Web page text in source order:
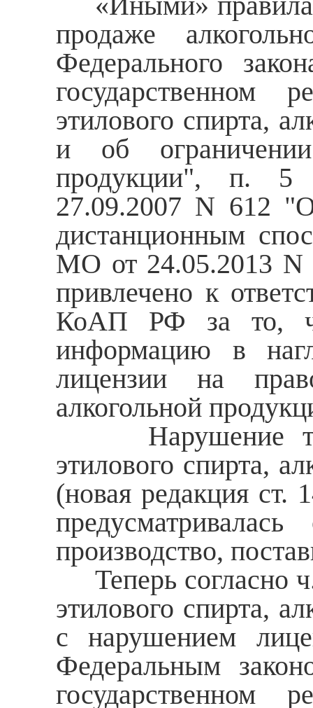
продаже
Федерального
государственном
этилового спирта,
и об ограничении
продукции", п. 5
27.09.2007 N 612
дистанционным
МО от 24.05.2013 N
привлечено к
КоАП РФ за то,
информацию в
лицензии на
алкогольной
Нарушение
этилового спирта,
(новая редакция
производство,
Теперь согласно
этилового спирта,
с нарушением
Федеральным
государственном